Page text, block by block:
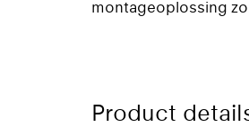
montageoplossing
Product